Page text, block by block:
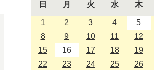
日 月 火 水 木
1 2 3 4 5
8
9 10 11 12
15
16 17 18 19
22
23 24 25 26